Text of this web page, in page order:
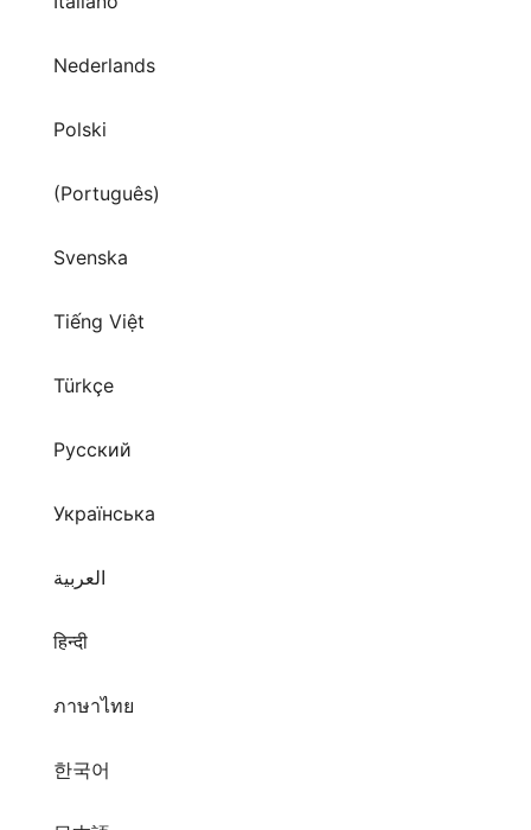
Nederlands
Polski
(Português)
Svenska
Tiếng Việt
Türkçe
Русский
Українська
العربية
हिन्दी
ภาษาไทย
한국어